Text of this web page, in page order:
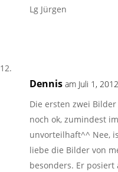
Lg Jürgen
Dennis am Juli 1,
Die ersten zwei
noch ok, zumindest
unvorteilhaft^^ Nee,
liebe die Bilder von
besonders. Er